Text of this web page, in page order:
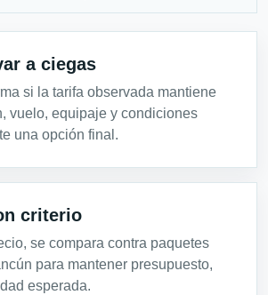
a ciegas
si la tarifa observada mantiene
vuelo, equipaje y condiciones
una opción final.
criterio
se compara contra paquetes
para mantener presupuesto,
esperada.